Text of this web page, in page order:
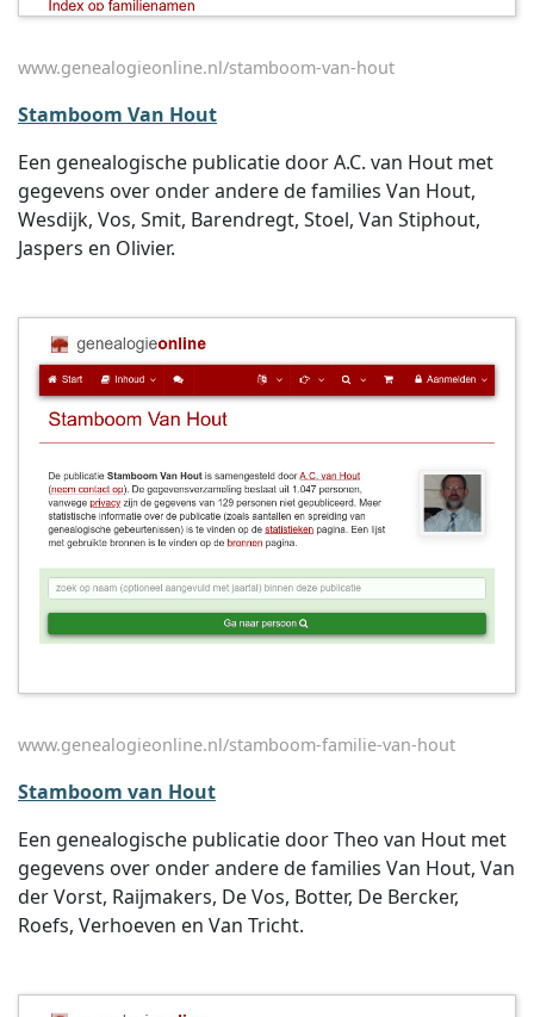
www.genealogieonline.nl/stamboom-van-hout
Stamboom Van Hout
Een genealogische publicatie door A.C. van Hout met
gegevens over onder andere de families Van Hout,
Wesdijk, Vos, Smit, Barendregt, Stoel, Van Stiphout,
Jaspers en Olivier.
www.genealogieonline.nl/stamboom-familie-van-hout
Stamboom van Hout
Een genealogische publicatie door Theo van Hout met
gegevens over onder andere de families Van Hout, Van
der Vorst, Raijmakers, De Vos, Botter, De Bercker,
Roefs, Verhoeven en Van Tricht.